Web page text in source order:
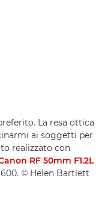
La resa ottica
ai soggetti per
realizzato con
RF 50mm F1.2L
© Helen Bartlett